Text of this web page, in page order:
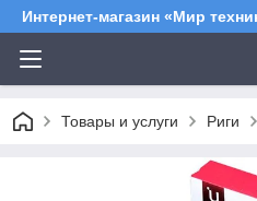
Интернет-магазин «Мир
Товары и услуги Риги